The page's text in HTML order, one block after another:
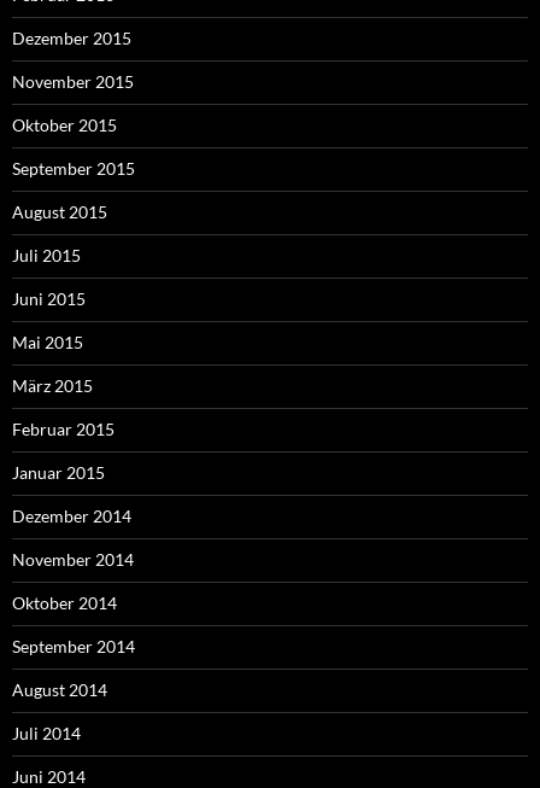
Dezember 2015
November 2015
Oktober 2015
September 2015
August 2015
Juli 2015
Juni 2015
Mai 2015
März 2015
Februar 2015
Januar 2015
Dezember 2014
November 2014
Oktober 2014
September 2014
August 2014
Juli 2014
Juni 2014